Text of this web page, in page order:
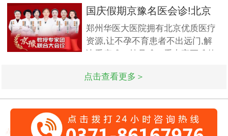
到医院做孕前检查,这样才能更好
的保证怀孕的诊疗率.有患者想了
解排卵障碍检查什么?怎么治疗?我
们来一起了解下. 排卵障碍检查什
国庆假期京豫名医会诊!北京
不孕
郑州华医大医院拥有北京优质医疗
资源,让不孕不育患者不出远门,解
决看病难、挂号难、看专家更难的
北京专家将与郑州华医大医院名医
生
点击查看更多＞